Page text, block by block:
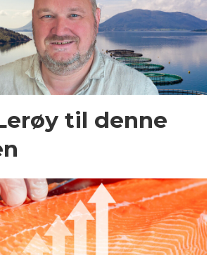
til denne